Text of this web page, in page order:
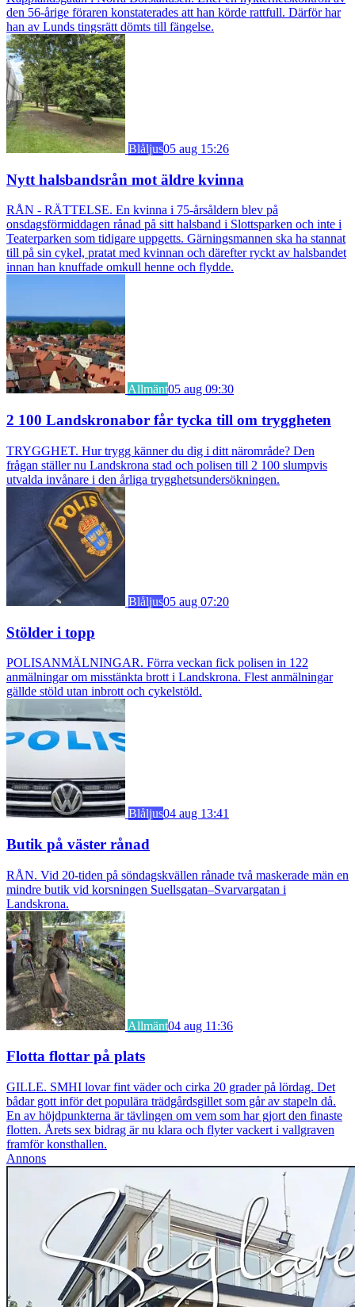
den 56-årige föraren konstaterades att han körde rattfull. Därför har
han av Lunds tingsrätt dömts till fängelse.
Blåljus05 aug 15:26
Nytt halsbandsrån mot äldre kvinna
RÅN - RÄTTELSE. En kvinna i 75-årsåldern blev på
onsdagsförmiddagen rånad på sitt halsband i Slottsparken och inte i
Teaterparken som tidigare uppgetts. Gärningsmannen ska ha stannat
till på sin cykel, pratat med kvinnan och därefter ryckt av halsbandet
innan han knuffade omkull henne och flydde.
Allmänt05 aug 09:30
2 100 Landskronabor får tycka till om tryggheten
TRYGGHET. Hur trygg känner du dig i ditt närområde? Den
frågan ställer nu Landskrona stad och polisen till 2 100 slumpvis
utvalda invånare i den årliga trygghetsundersökningen.
Blåljus05 aug 07:20
Stölder i topp
POLISANMÄLNINGAR. Förra veckan fick polisen in 122
anmälningar om misstänkta brott i Landskrona. Flest anmälningar
gällde stöld utan inbrott och cykelstöld.
Blåljus04 aug 13:41
Butik på väster rånad
RÅN. Vid 20-tiden på söndagskvällen rånade två maskerade män en
mindre butik vid korsningen Suellsgatan–Svarvargatan i
Landskrona.
Allmänt04 aug 11:36
Flotta flottar på plats
GILLE. SMHI lovar fint väder och cirka 20 grader på lördag. Det
bådar gott inför det populära trädgårdsgillet som går av stapeln då.
En av höjdpunkterna är tävlingen om vem som har gjort den finaste
flotten. Årets sex bidrag är nu klara och flyter vackert i vallgraven
framför konsthallen.
Annons